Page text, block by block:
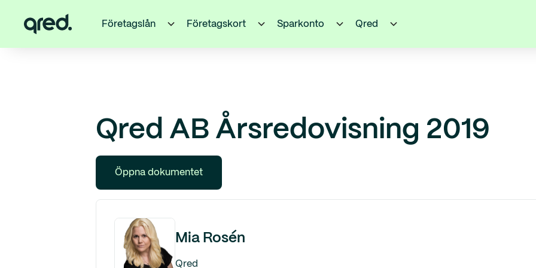
Företagslån Företagskort Sparkonto Qred
Qred AB Årsredovisning 2019
Öppna dokumentet
Mia Rosén
Qred